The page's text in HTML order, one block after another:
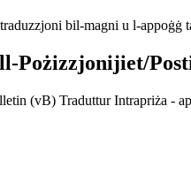
bil-magni u l-appoġġ
Pożizzjonijiet/
(vB) Traduttur Intrapriża -